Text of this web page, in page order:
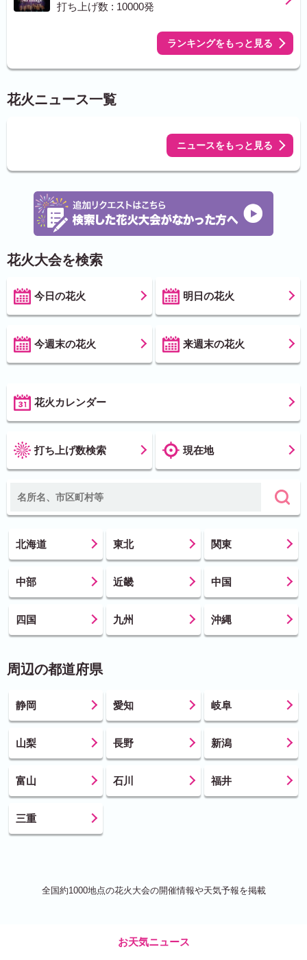
打ち上げ数 : 10000発
ランキングをもっと見る
花火ニュース一覧
ニュースをもっと見る
花火大会を検索
今日の花火 明日の花火
今週末の花火 来週末の花火
花火カレンダー
打ち上げ数検索 現在地
北海道 東北 関東
中部 近畿 中国
四国 九州 沖縄
周辺の都道府県
静岡 愛知 岐阜
山梨 長野 新潟
富山 石川 福井
三重
全国約1000地点の花火大会の開催情報や天気予報を掲載
お天気ニュース